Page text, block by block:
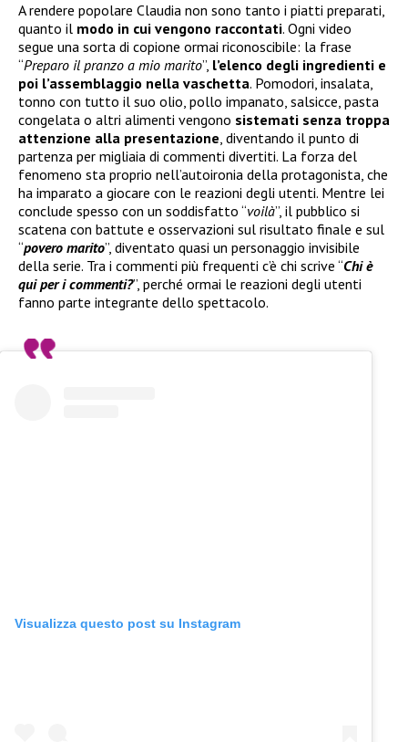
A rendere popolare Claudia non sono tanto i piatti preparati,
quanto il modo in cui vengono raccontati. Ogni video
segue una sorta di copione ormai riconoscibile: la frase
“Preparo il pranzo a mio marito”, l’elenco degli ingredienti e
poi l’assemblaggio nella vaschetta. Pomodori, insalata,
tonno con tutto il suo olio, pollo impanato, salsicce, pasta
congelata o altri alimenti vengono sistemati senza troppa
attenzione alla presentazione, diventando il punto di
partenza per migliaia di commenti divertiti. La forza del
fenomeno sta proprio nell’autoironia della protagonista, che
ha imparato a giocare con le reazioni degli utenti. Mentre lei
conclude spesso con un soddisfatto “voilà”, il pubblico si
scatena con battute e osservazioni sul risultato finale e sul
“povero marito”, diventato quasi un personaggio invisibile
della serie. Tra i commenti più frequenti c’è chi scrive “Chi è
qui per i commenti?”, perché ormai le reazioni degli utenti
fanno parte integrante dello spettacolo.
Visualizza questo post su Instagram